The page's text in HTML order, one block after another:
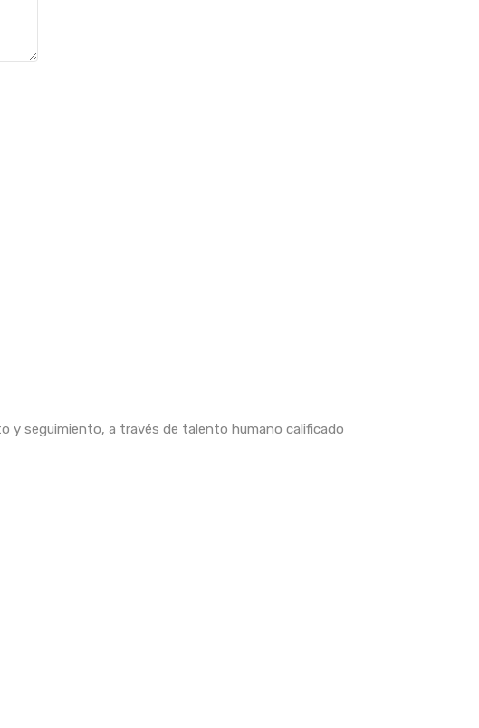
y seguimiento, a través de talento humano calificado